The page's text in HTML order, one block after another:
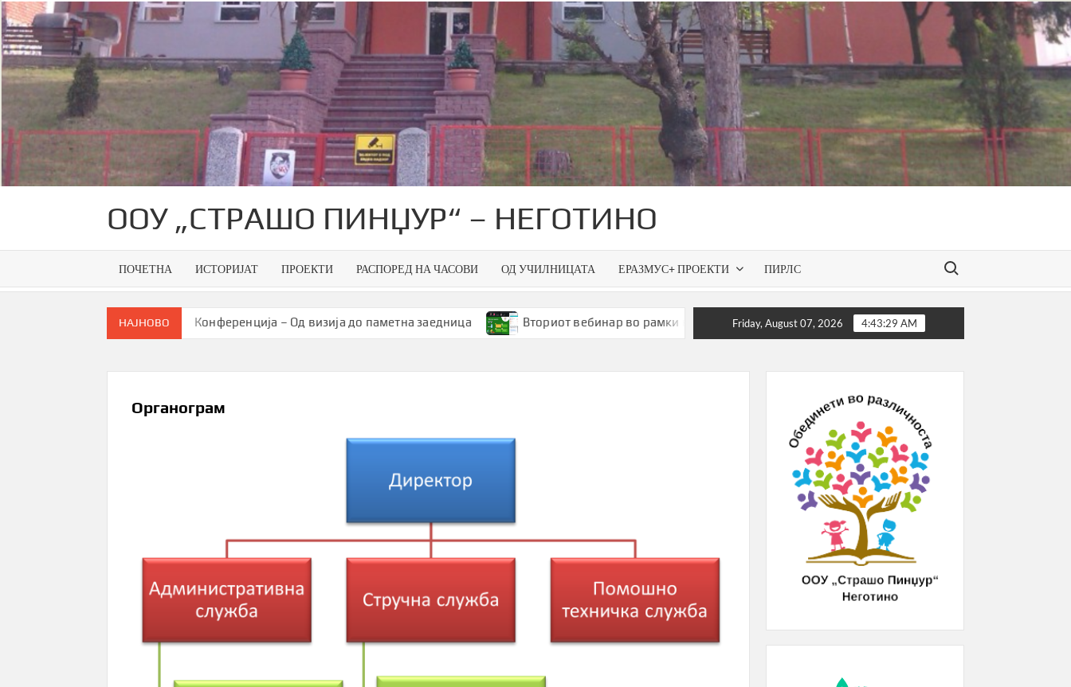
Skip
to
content
ООУ „СТРАШО ПИНЏУР“ – НЕГОТИНО
ПОЧЕТНА ИСТОРИЈАТ ПРОЕКТИ РАСПОРЕД НА ЧАСОВИ ОД УЧИЛНИЦАТА ЕРАЗМУС+ ПРОЕКТИ ПИРЛС
Search for:
НАЈНОВО
Конференција – Од визија до паметна заедница Вториот вебинар во рамки на Smart Green Spaces – презентирана одобрената програма за слободниот
Friday, August 07, 2026 4:43:30 AM
Органограм